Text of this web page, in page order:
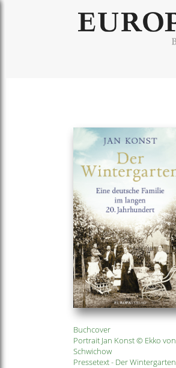
Buchcover
Portrait Jan Konst © Ekko von
Schwichow
Pressetext - Der Wintergarten